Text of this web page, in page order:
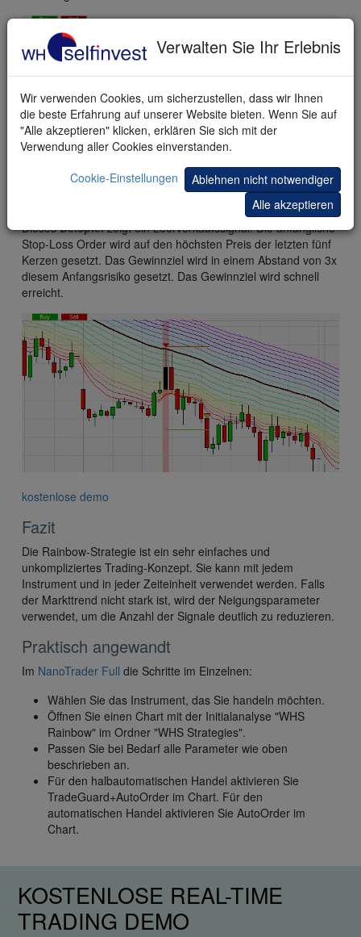
DiesesBeispielzeigt ein Leerverkaufssignal. Die anfängliche
Stop-Loss Order wird auf den höchsten Preis der letzten fünf
Kerzen gesetzt. Das Gewinnziel wird in einem Abstand von 3x
diesem Anfangsrisiko gesetzt. Das Gewinnziel wird schnell
erreicht.
kostenlose demo
Fazit
Die Rainbow-Strategie ist ein sehr einfaches und
unkompliziertes Trading-Konzept. Sie kann mit jedem
Instrument und in jeder Zeiteinheit verwendet werden. Falls
der Markttrend nicht stark ist, wird der Neigungsparameter
verwendet, um die Anzahl der Signale deutlich zu reduzieren.
Praktisch angewandt
Im NanoTrader Full die Schritte im Einzelnen:
Wählen Sie das Instrument, das Sie handeln möchten.
Öffnen Sie einen Chart mit der Initialanalyse "WHS
Rainbow" im Ordner "WHS Strategies".
Passen Sie bei Bedarf alle Parameter wie oben
beschrieben an.
Für den halbautomatischen Handel aktivieren Sie
TradeGuard+AutoOrder im Chart. Für den
automatischen Handel aktivieren Sie AutoOrder im
Chart.
Verwalten Sie Ihr Erlebnis
Wir verwenden Cookies, um sicherzustellen, dass wir Ihnen
die beste Erfahrung auf unserer Website bieten. Wenn Sie auf
"Alle akzeptieren" klicken, erklären Sie sich mit der
Verwendung aller Cookies einverstanden.
Cookie-Einstellungen
Ablehnen nicht notwendiger
Alle akzeptieren
KOSTENLOSE REAL-TIME
TRADING DEMO